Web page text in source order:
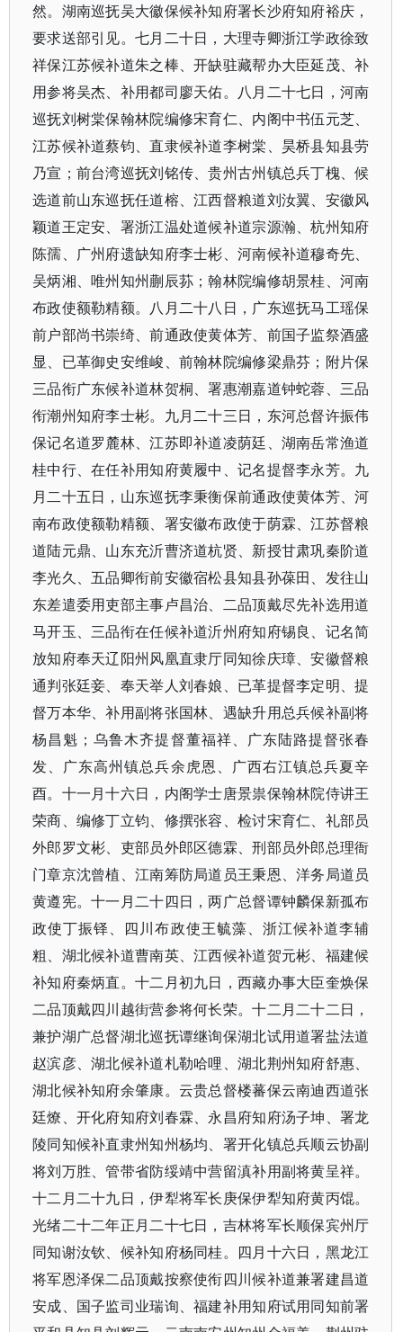
然。湖南巡抚吴大徽保候补知府署长沙府知府裕庆，
要求送部引见。七月二十日，大理寺卿浙江学政徐致
祥保江苏候补道朱之棒、开缺驻藏帮办大臣延茂、补
用参将吴杰、补用都司廖天佑。八月二十七日，河南
巡抚刘树棠保翰林院编修宋育仁、内阁中书伍元芝、
江苏候补道蔡钧、直隶候补道李树棠、昊桥县知县劳
乃宣；前台湾巡抚刘铭传、贵州古州镇总兵丁槐、候
选道前山东巡抚任道榕、江西督粮道刘汝翼、安徽风
颖道王定安、署浙江温处道候补道宗源瀚、杭州知府
陈孺、广州府遗缺知府李士彬、河南候补道穆奇先、
吴炳湘、唯州知州蒯辰荪；翰林院编修胡景桂、河南
布政使额勒精额。八月二十八日，广东巡抚马工瑶保
前户部尚书崇绮、前通政使黄体芳、前国子监祭酒盛
显、已革御史安维峻、前翰林院编修梁鼎芬；附片保
三品衔广东候补道林贺桐、署惠潮嘉道钟蛇蓉、三品
衔潮州知府李士彬。九月二十三日，东河总督许振伟
保记名道罗麓林、江苏即补道凌荫廷、湖南岳常渔道
桂中行、在任补用知府黄履中、记名提督李永芳。九
月二十五日，山东巡抚李秉衡保前通政使黄体芳、河
南布政使额勒精额、署安徽布政使于荫霖、江苏督粮
道陆元鼎、山东充沂曹济道杭贤、新授甘肃巩秦阶道
李光久、五品卿衔前安徽宿松县知县孙葆田、发往山
东差遣委用吏部主事卢昌治、二品顶戴尽先补选用道
马开玉、三品衔在任候补道沂州府知府锡良、记名简
放知府奉天辽阳州风凰直隶厅同知徐庆璋、安徽督粮
通判张廷妾、奉天举人刘春娘、已革提督李定明、提
督万本华、补用副将张国林、遇缺升用总兵候补副将
杨昌魁；乌鲁木齐提督董福祥、广东陆路提督张春
发、广东高州镇总兵余虎恩、广西右江镇总兵夏辛
酉。十一月十六日，内阁学士唐景祟保翰林院侍讲王
荣商、编修丁立钧、修撰张容、检讨宋育仁、礼部员
外郎罗文彬、吏部员外郎区德霖、刑部员外郎总理衙
门章京沈曾植、江南筹防局道员王秉恩、洋务局道员
黄遵宪。十一月二十四日，两广总督谭钟麟保新孤布
政使丁振铎、四川布政使王毓藻、浙江候补道李辅
粗、湖北候补道曹南英、江西候补道贺元彬、福建候
补知府秦炳直。十二月初九日，西藏办事大臣奎焕保
二品顶戴四川越街营参将何长荣。十二月二十二日，
兼护湖广总督湖北巡抚谭继询保湖北试用道署盐法道
赵滨彦、湖北候补道札勒哈哩、湖北荆州知府舒惠、
湖北候补知府余肇康。云贵总督楼蕃保云南迪西道张
廷燎、开化府知府刘春霖、永昌府知府汤子坤、署龙
陵同知候补直隶州知州杨均、署开化镇总兵顺云协副
将刘万胜、管带省防绥靖中营留滇补用副将黄呈祥。
十二月二十九日，伊犁将军长庚保伊犁知府黄丙馄。
光绪二十二年正月二十七日，吉林将军长顺保宾州厅
同知谢汝钦、候补知府杨同桂。四月十六日，黑龙江
将军恩泽保二品顶戴按察使衔四川候补道兼署建昌道
安成、国子监司业瑞询、福建补用知府试用同知前署